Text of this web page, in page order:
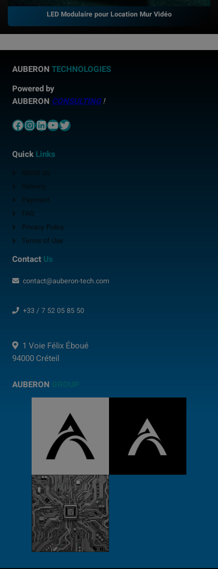
LED Modulaire pour Location Mur Vidéo
AUBERON TECHNOLOGIES
Powered by
AUBERON CONSULTING !
Facebook InstagramLinkedIn YouTube Twitter
Quick Links
About us
Delivery
Payment
FAQ
Privacy Policy
Terms of Use
Contact Us
contact@auberon-tech.com
+33 / 7 52 05 85 50
1 Voie Félix Éboué
94000 Créteil
AUBERON